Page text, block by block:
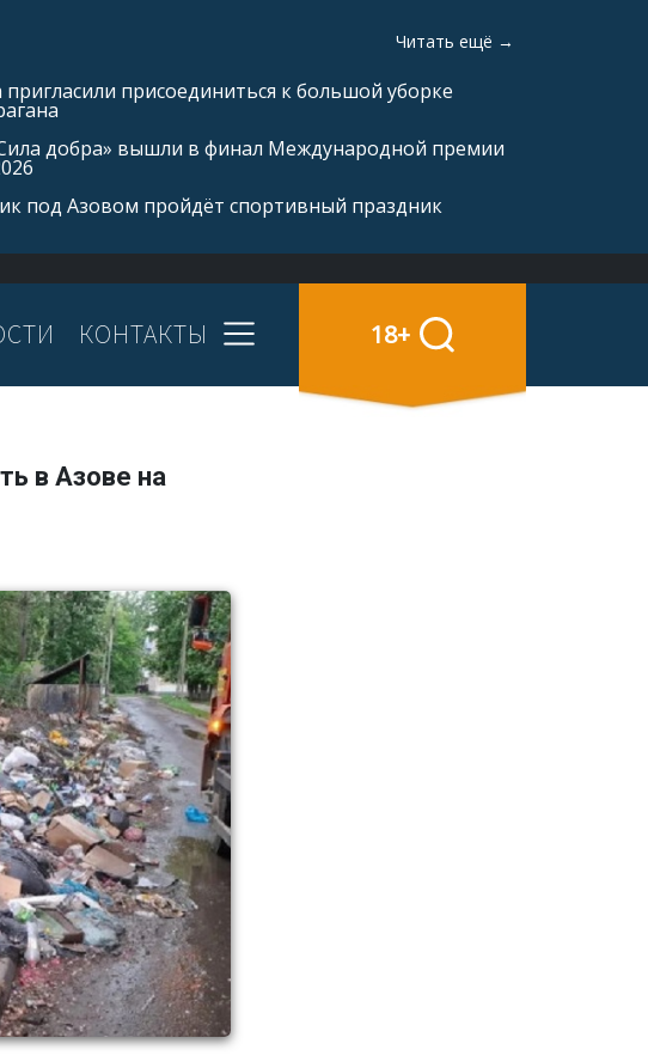
Читать ещё →
присоединиться к большой уборке
добра» вышли в финал Международной премии
под Азовом пройдёт спортивный праздник
КОНТАКТЫ 18+
в Азове на